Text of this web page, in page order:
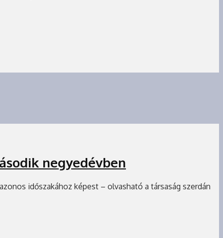
negyedévben
időszakához képest – olvasható a társaság szerdán